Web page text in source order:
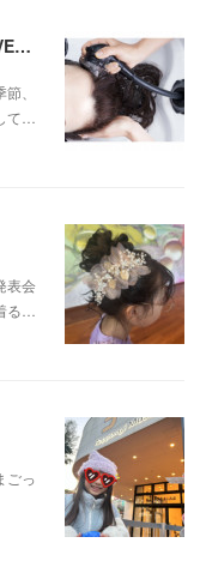
【新メニュー】ウルトラファインバブルVEENA始めました！
、
て…
表会
る…
ごっ